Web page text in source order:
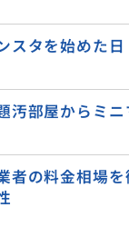
スタを始めた
汚部屋からミ
者の料金相場